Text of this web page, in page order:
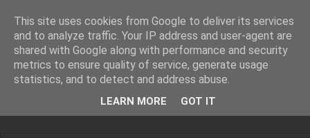
Loading...
This site uses cookies from Google to deliver its services
and to analyze traffic. Your IP address and user-agent are
shared with Google along with performance and security
metrics to ensure quality of service, generate usage
statistics, and to detect and address abuse.
LEARN MORE GOT IT